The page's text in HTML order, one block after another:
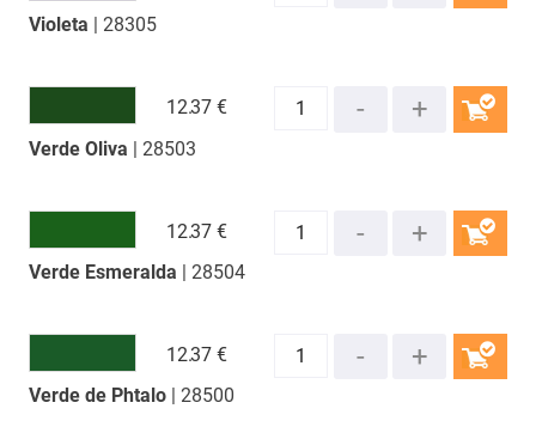
Violeta | 28305
Verde Oliva | 28503
12.37 €
Verde Esmeralda | 28504
12.37 €
Verde de Phtalo| 28500
12.37 €